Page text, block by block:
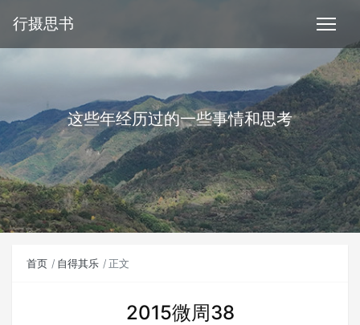
行摄思书
这些年经历过的一些事情和思考
首页 自得其乐 正文
2015微周38